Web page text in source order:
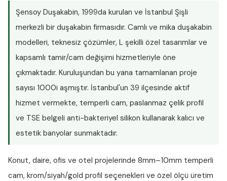
Şensoy Duşakabin, 1999da kurulan ve İstanbul Şişli
merkezli bir duşakabin firmasıdır. Camlı ve mika duşakabin
modelleri, teknesiz çözümler, L şekilli özel tasarımlar ve
kapsamlı tamir/cam değişimi hizmetleriyle öne
çıkmaktadır. Kuruluşundan bu yana tamamlanan proje
sayısı 1000i aşmıştır. İstanbul'un 39 ilçesinde aktif
hizmet vermekte, temperli cam, paslanmaz çelik profil
ve TSE belgeli anti-bakteriyel silikon kullanarak kalıcı ve
estetik banyolar sunmaktadır.
Konut, daire, ofis ve otel projelerinde 8mm–10mm temperli
cam, krom/siyah/gold profil seçenekleri ve özel ölçü üretim